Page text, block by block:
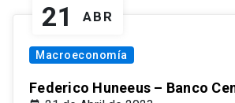
21 ABR
Macroeconomía
Federico Huneeus – Banco